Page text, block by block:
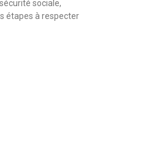
sociale,
étapes à respecter